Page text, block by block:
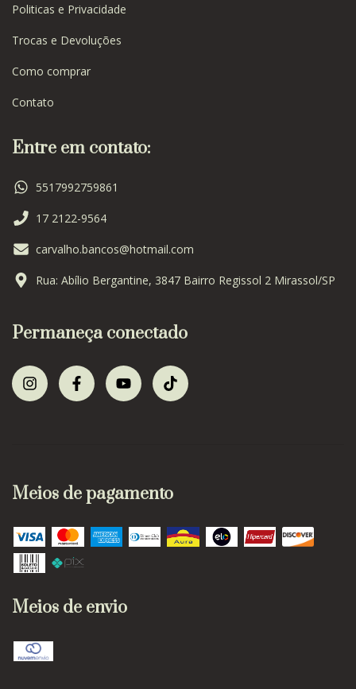
Politicas e Privacidade
Trocas e Devoluções
Como comprar
Contato
Entre em contato:
5517992759861
17 2122-9564
carvalho.bancos@hotmail.com
Rua: Abílio Bergantine, 3847 Bairro Regissol 2 Mirassol/SP
Permaneça conectado
Meios de pagamento
Meios de envio